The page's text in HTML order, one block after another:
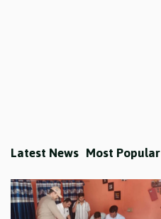
Latest News Most Popular